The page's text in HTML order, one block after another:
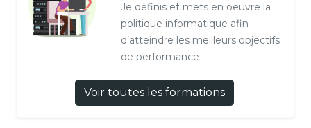
Je définis et mets en oeuvre la
politique informatique afin
d’atteindre les meilleurs objectifs
de performance
Voir toutes les formations